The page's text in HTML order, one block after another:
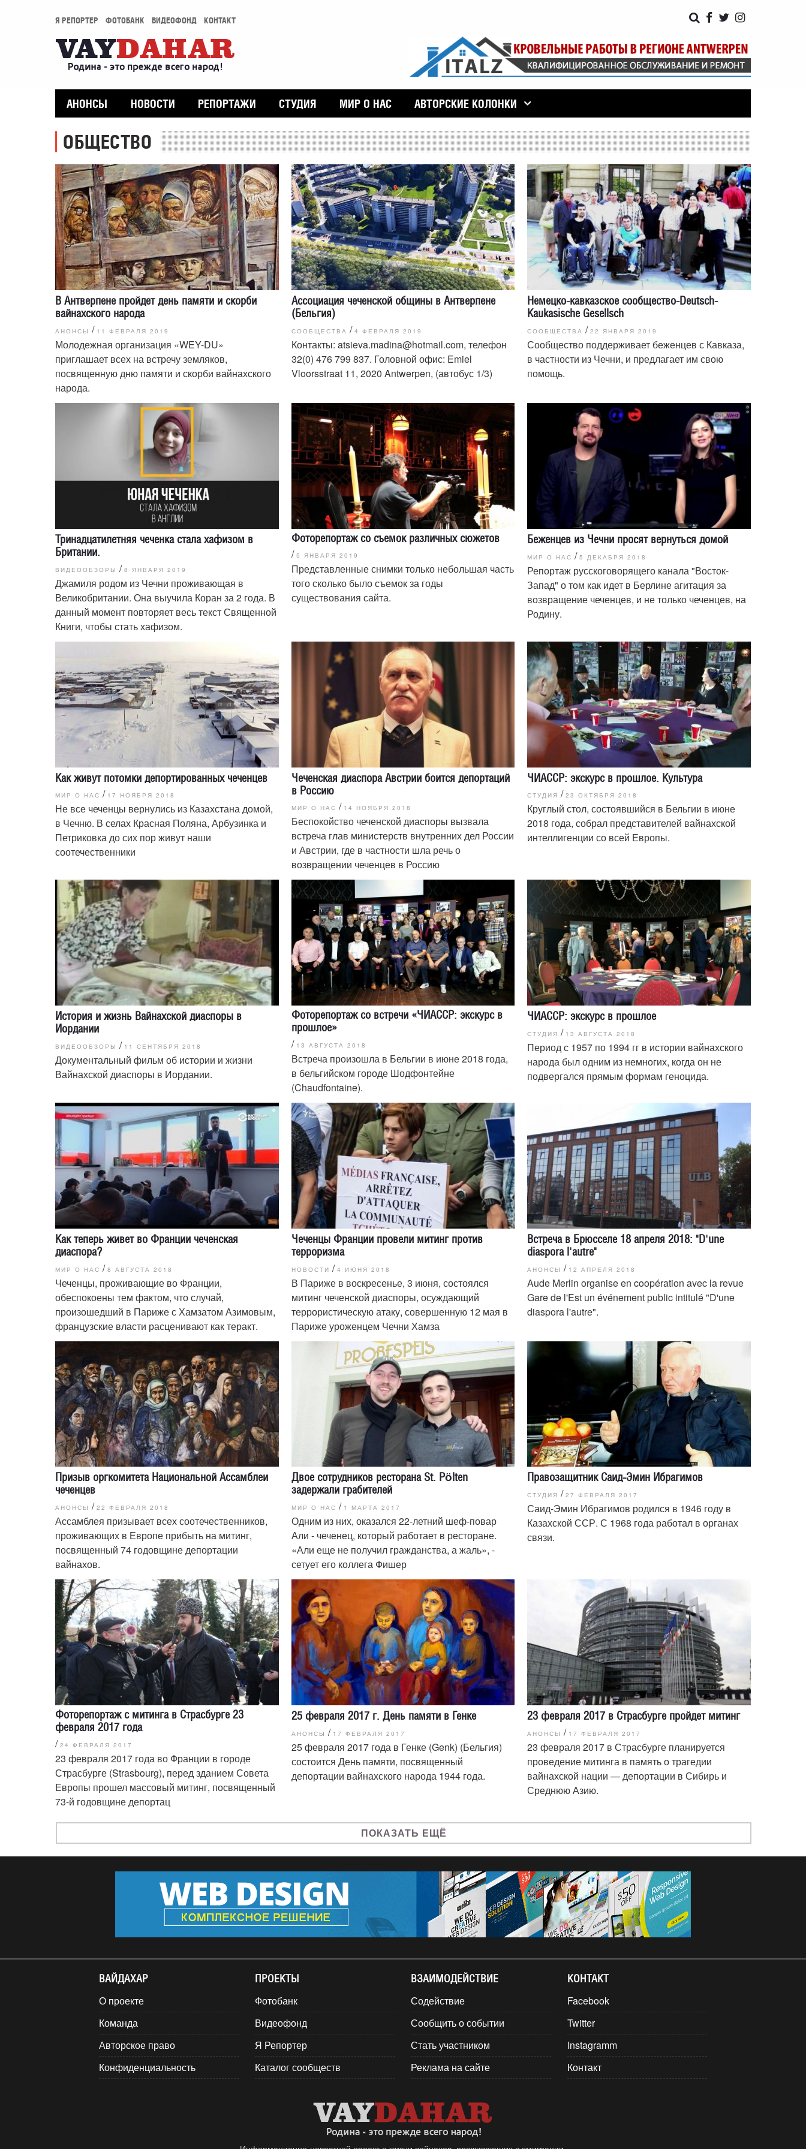
Я РЕПОРТЕР ФОТОБАНК ВИДЕОФОНД КОНТАКТ
АНОНСЫ НОВОСТИ РЕПОРТАЖИ СТУДИЯ МИР О НАС АВТОРСКИЕ КОЛОНКИ
ОБЩЕСТВО
В Антверпене пройдет день памяти и скорби
вайнахского народа
АНОНСЫ / 11 ФЕВРАЛЯ 2019
Молодежная организация «WEY-DU»
приглашает всех на встречу земляков,
посвященную дню памяти и скорби вайнахского
народа.
Ассоциация чеченской общины в Антверпене
(Бельгия)
СООБЩЕСТВА / 4 ФЕВРАЛЯ 2019
Контакты: atsieva.madina@hotmail.com, телефон
32(0) 476 799 837. Головной офис: Emiel
Vloorsstraat 11, 2020 Antwerpen, (автобус 1/3)
Немецко-кавказское сообщество-Deutsch-
Kaukasische Gesellsch
СООБЩЕСТВА /22 ЯНВАРЯ 2019
Сообщество поддерживает беженцев с Кавказа,
в частности из Чечни, и предлагает им свою
помощь.
Тринадцатилетняя чеченка стала хафизом в
Британии.
ВИДЕООБЗОРЫ / 8 ЯНВАРЯ 2019
Джамиля родом из Чечни проживающая в
Великобритании. Она выучила Коран за 2 года. В
данный момент повторяет весь текст Священной
Книги, чтобы стать хафизом.
Фоторепортаж со съемок различных сюжетов
/ 5 ЯНВАРЯ 2019
Представленные снимки только небольшая часть
того сколько было съемок за годы
существования сайта.
Беженцев из Чечни просят вернуться домой
МИР О НАС /5 ДЕКАБРЯ 2018
Репортаж русскоговорящего канала "Восток-
Запад" о том как идет в Берлине агитация за
возвращение чеченцев, и не только чеченцев, на
Родину.
Как живут потомки депортированных чеченцев
МИР О НАС / 17 НОЯБРЯ 2018
Не все чеченцы вернулись из Казахстана домой,
в Чечню. В селах Красная Поляна, Арбузинка и
Петриковка до сих пор живут наши
соотечественники
Чеченская диаспора Австрии боится депортаций
в Россию
МИР О НАС / 14 НОЯБРЯ 2018
Беспокойство чеченской диаспоры вызвала
встреча глав министерств внутренних дел России
и Австрии, где в частности шла речь о
возвращении чеченцев в Россию
ЧИАССР: экскурс в прошлое. Культура
СТУДИЯ /23 ОКТЯБРЯ 2018
Круглый стол, состоявшийся в Бельгии в июне
2018 года, собрал представителей вайнахской
интеллигенции со всей Европы.
История и жизнь Вайнахской диаспоры в
Иордании
ВИДЕООБЗОРЫ / 11 СЕНТЯБРЯ 2018
Документальный фильм об истории и жизни
Вайнахской диаспоры в Иордании.
Фоторепортаж со встречи «ЧИАССР: экскурс в
прошлое»
/ 13 АВГУСТА 2018
Встреча произошла в Бельгии в июне 2018 года,
в бельгийском городе Шодфонтейне
(Chaudfontaine).
ЧИАССР: экскурс в прошлое
СТУДИЯ / 13 АВГУСТА 2018
Период с 1957 по 1994 гг в истории вайнахского
народа был одним из немногих, когда он не
подвергался прямым формам геноцида.
Как теперь живет во Франции чеченская
диаспора?
МИР О НАС / 8 АВГУСТА 2018
Чеченцы, проживающие во Франции,
обеспокоены тем фактом, что случай,
произошедший в Париже с Хамзатом Азимовым,
французские власти расценивают как теракт.
Чеченцы Франции провели митинг против
терроризма
НОВОСТИ / 4 ИЮНЯ 2018
В Париже в воскресенье, 3 июня, состоялся
митинг чеченской диаспоры, осуждающий
террористическую атаку, совершенную 12 мая в
Париже уроженцем Чечни Хамза
Встреча в Брюсселе 18 апреля 2018: "D'une
diaspora l'autre"
АНОНСЫ / 12 АПРЕЛЯ 2018
Aude Merlin organise en coopération avec la revue
Gare de l'Est un événement public intitulé "D'une
diaspora l'autre".
Призыв оргкомитета Национальной Ассамблеи
чеченцев
АНОНСЫ / 22 ФЕВРАЛЯ 2018
Ассамблея призывает всех соотечественников,
проживающих в Европе прибыть на митинг,
посвященный 74 годовщине депортации
вайнахов.
Двое сотрудников ресторана St. Pölten
задержали грабителей
МИР О НАС / 1 МАРТА 2017
Одним из них, оказался 22-летний шеф-повар
Али - чеченец, который работает в ресторане.
«Али еще не получил гражданства, а жаль», -
сетует его коллега Фишер
Правозащитник Саид-Эмин Ибрагимов
СТУДИЯ /27 ФЕВРАЛЯ 2017
Саид-Эмин Ибрагимов родился в 1946 году в
Казахской ССР. С 1968 года работал в органах
связи.
Фоторепортаж с митинга в Страсбурге 23
февраля 2017 года
/ 24 ФЕВРАЛЯ 2017
23 февраля 2017 года во Франции в городе
Страсбурге (Strasbourg), перед зданием Совета
Европы прошел массовый митинг, посвященный
73-й годовщине депортац
25 февраля 2017 г. День памяти в Генке
АНОНСЫ / 17 ФЕВРАЛЯ 2017
25 февраля 2017 года в Генке (Genk) (Бельгия)
состоится День памяти, посвященный
депортации вайнахского народа 1944 года.
23 февраля 2017 в Страсбурге пройдет митинг
АНОНСЫ / 17 ФЕВРАЛЯ 2017
23 февраля 2017 в Страсбурге планируется
проведение митинга в память о трагедии
вайнахской нации — депортации в Сибирь и
Среднюю Азию.
ПОКАЗАТЬ ЕЩЁ
ВАЙДАХАР
О проекте
Команда
Авторское право
Конфиденциальность
ПРОЕКТЫ
Фотобанк
Видеофонд
Я Репортер
Каталог сообществ
ВЗАИМОДЕЙСТВИЕ
Содействие
Сообщить о событии
Стать участником
Реклама на сайте
КОНТАКТ
Facebook
Twitter
Instagramm
Контакт